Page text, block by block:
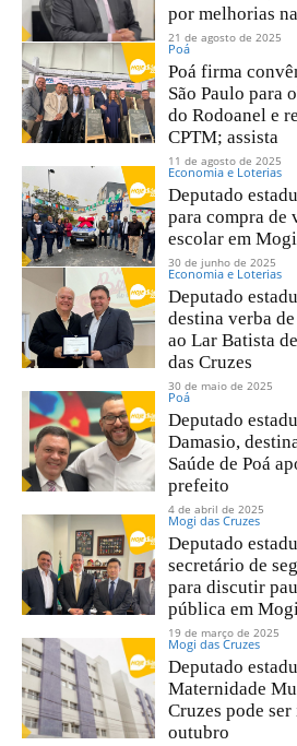
por melhorias
21 de agosto de 2025
Poá
Poá firma
São Paulo para
do Rodoanel e
CPTM; assista
11 de agosto de 2025
Economia e Loterias
Deputado
para compra de
escolar em
30 de junho de 2025
Economia e Loterias
Deputado
destina verba
ao Lar Batista
das Cruzes
30 de maio de 2025
Poá
Deputado
Damasio,
Saúde de Poá
prefeito
4 de abril de 2025
Mogi das Cruzes
Deputado
secretário de
para discutir
pública em
19 de março de 2025
Mogi das Cruzes
Deputado
Maternidade
Cruzes pode
outubro